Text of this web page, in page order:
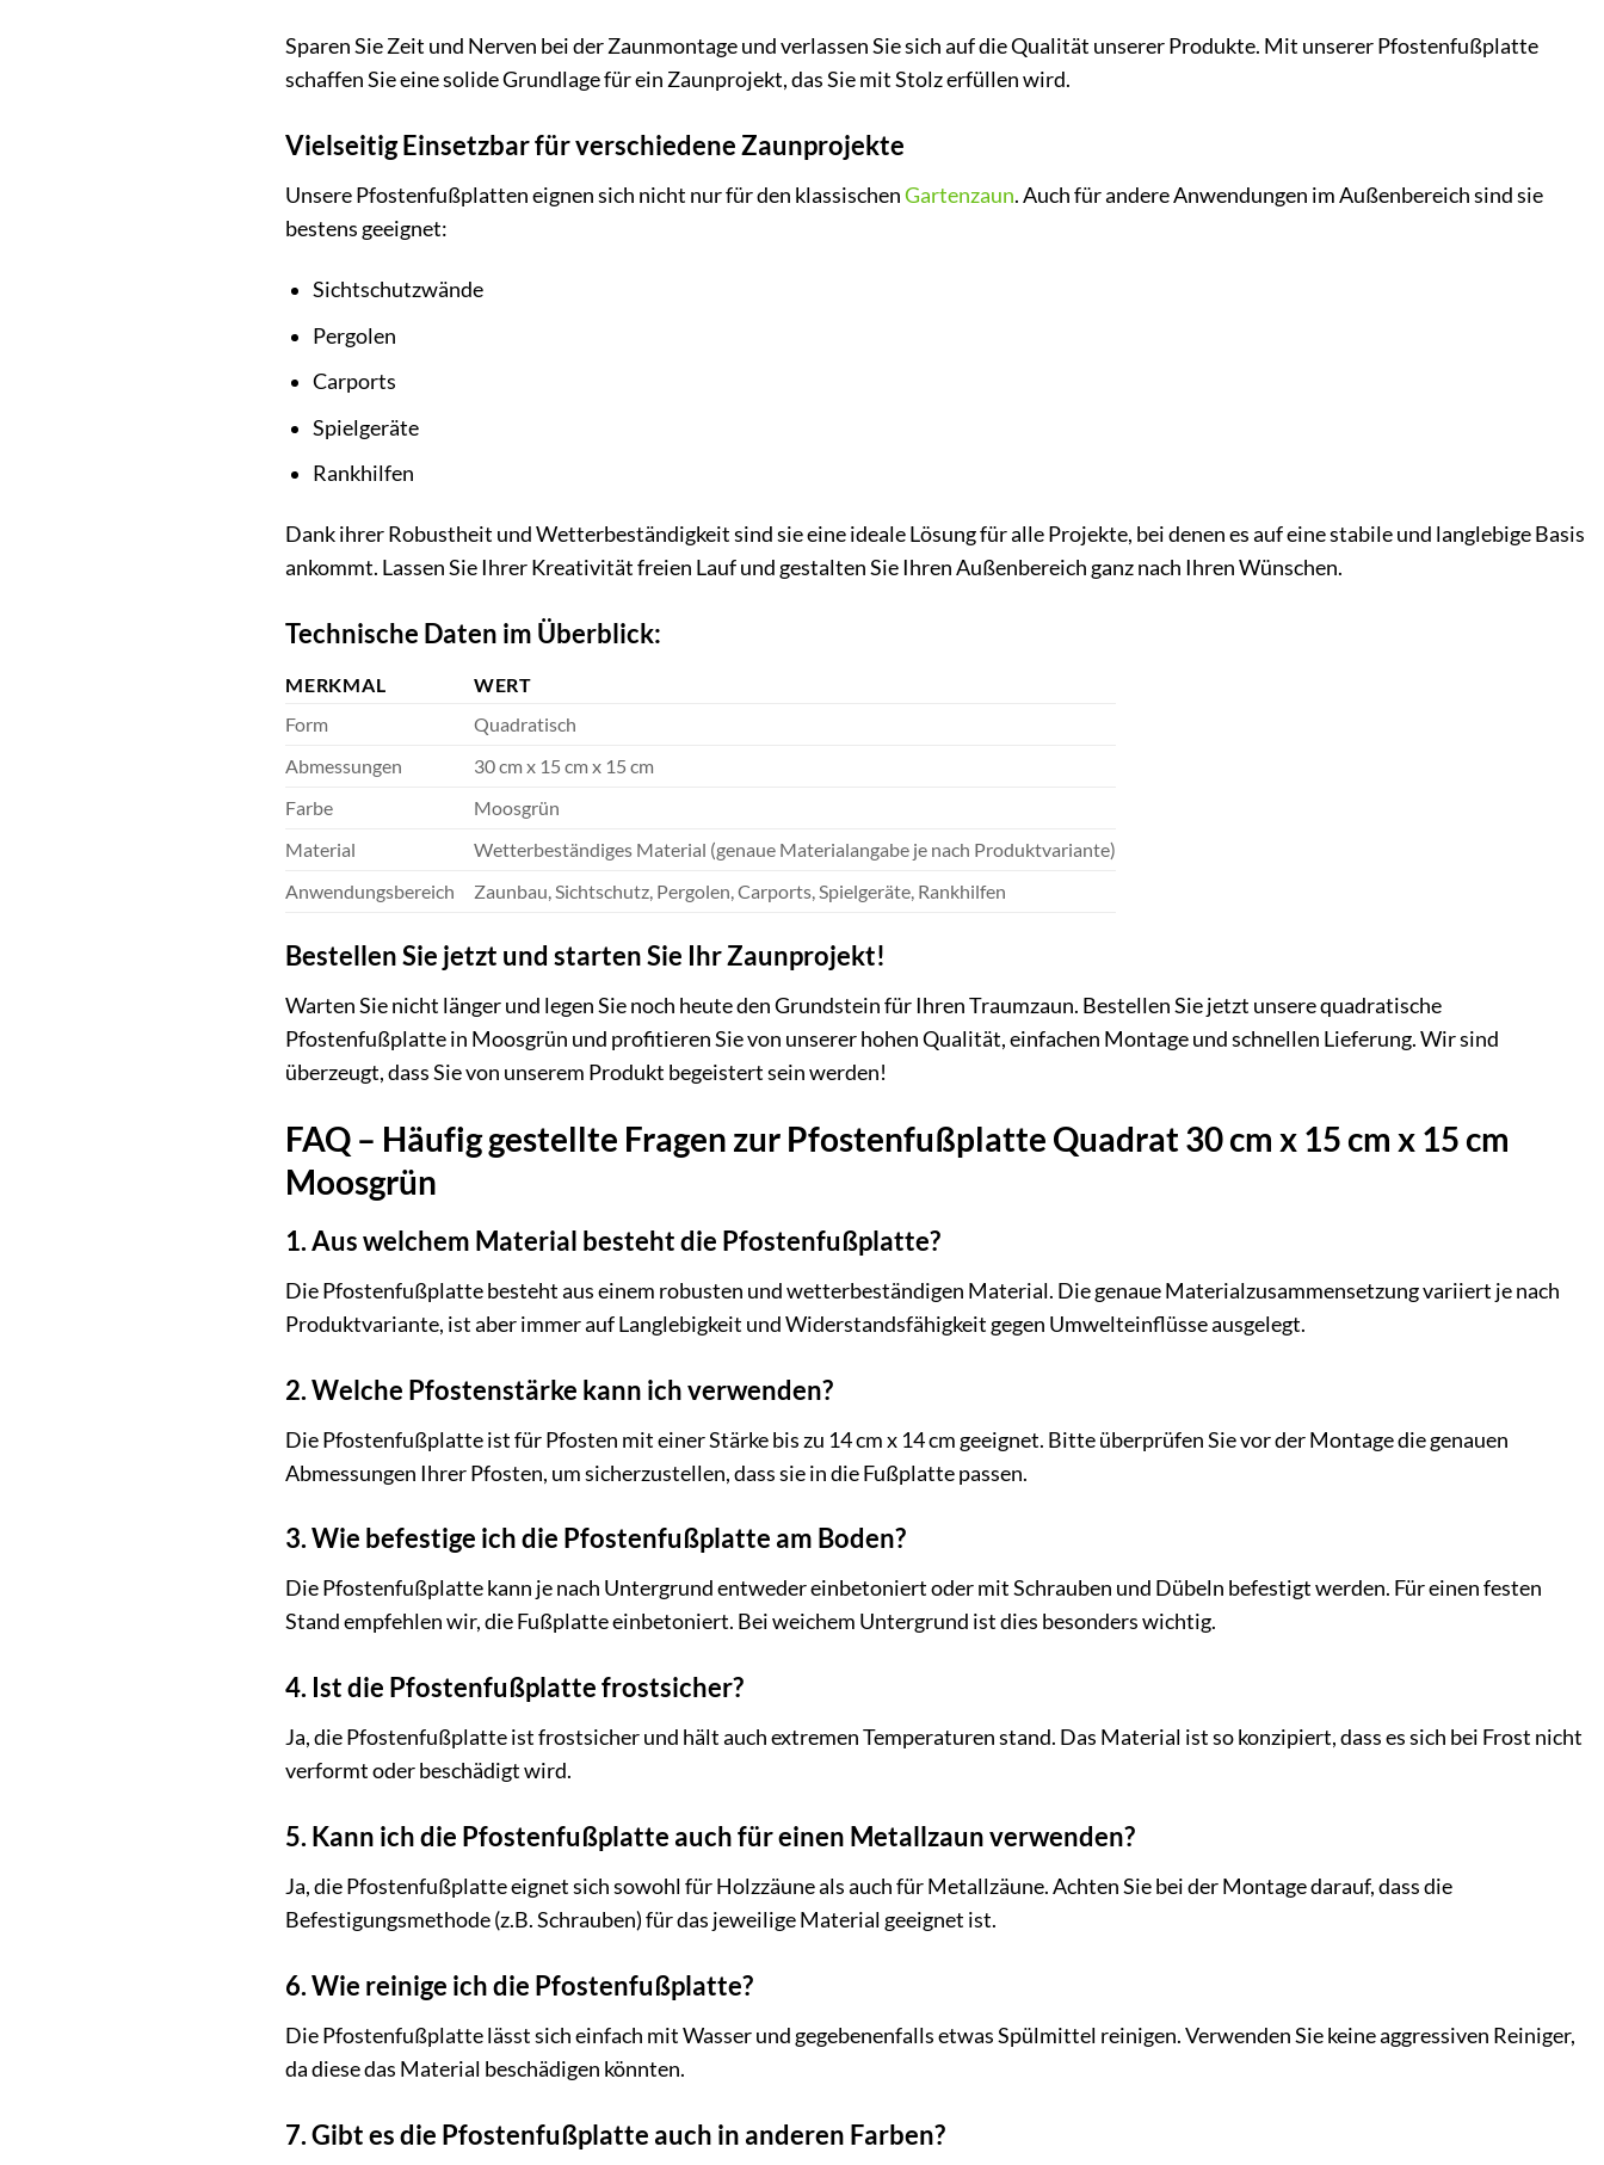
Sparen Sie Zeit und Nerven bei der Zaunmontage und verlassen Sie sich auf die Qualität unserer Produkte. Mit unserer Pfostenfußplatte
schaffen Sie eine solide Grundlage für ein Zaunprojekt, das Sie mit Stolz erfüllen wird.
Vielseitig Einsetzbar für verschiedene Zaunprojekte
Unsere Pfostenfußplatten eignen sich nicht nur für den klassischenGartenzaun. Auch für andere Anwendungen im Außenbereich sind sie
bestens geeignet:
Sichtschutzwände
Pergolen
Carports
Spielgeräte
Rankhilfen
Dank ihrer Robustheit und Wetterbeständigkeit sind sie eine ideale Lösung für alle Projekte, bei denen es auf eine stabile und langlebige Basis
ankommt. Lassen Sie Ihrer Kreativität freien Lauf und gestalten Sie Ihren Außenbereich ganz nach Ihren Wünschen.
Technische Daten im Überblick:
MERKMAL
WERT
Form
Quadratisch
Abmessungen
30 cm x 15 cm x 15 cm
Farbe
Moosgrün
Material
Wetterbeständiges Material (genaue Materialangabe je nach Produktvariante)
Anwendungsbereich
Zaunbau, Sichtschutz, Pergolen, Carports, Spielgeräte, Rankhilfen
Bestellen Sie jetzt und starten Sie Ihr Zaunprojekt!
Warten Sie nicht länger und legen Sie noch heute den Grundstein für Ihren Traumzaun. Bestellen Sie jetzt unsere quadratische
Pfostenfußplatte in Moosgrün und profitieren Sie von unserer hohen Qualität, einfachen Montage und schnellen Lieferung. Wir sind
überzeugt, dass Sie von unserem Produkt begeistert sein werden!
FAQ – Häufig gestellte Fragen zur Pfostenfußplatte Quadrat 30 cm x 15 cm x 15 cm
Moosgrün
1. Aus welchem Material besteht die Pfostenfußplatte?
Die Pfostenfußplatte besteht aus einem robusten und wetterbeständigen Material. Die genaue Materialzusammensetzung variiert je nach
Produktvariante, ist aber immer auf Langlebigkeit und Widerstandsfähigkeit gegen Umwelteinflüsse ausgelegt.
2. Welche Pfostenstärke kann ich verwenden?
Die Pfostenfußplatte ist für Pfosten mit einer Stärke bis zu 14 cm x 14 cm geeignet. Bitte überprüfen Sie vor der Montage die genauen
Abmessungen Ihrer Pfosten, um sicherzustellen, dass sie in die Fußplatte passen.
3. Wie befestige ich die Pfostenfußplatte am Boden?
Die Pfostenfußplatte kann je nach Untergrund entweder einbetoniert oder mit Schrauben und Dübeln befestigt werden. Für einen festen
Stand empfehlen wir, die Fußplatte einbetoniert. Bei weichem Untergrund ist dies besonders wichtig.
4. Ist die Pfostenfußplatte frostsicher?
Ja, die Pfostenfußplatte ist frostsicher und hält auch extremen Temperaturen stand. Das Material ist so konzipiert, dass es sich bei Frost nicht
verformt oder beschädigt wird.
5. Kann ich die Pfostenfußplatte auch für einen Metallzaun verwenden?
Ja, die Pfostenfußplatte eignet sich sowohl für Holzzäune als auch für Metallzäune. Achten Sie bei der Montage darauf, dass die
Befestigungsmethode (z.B. Schrauben) für das jeweilige Material geeignet ist.
6. Wie reinige ich die Pfostenfußplatte?
Die Pfostenfußplatte lässt sich einfach mit Wasser und gegebenenfalls etwas Spülmittel reinigen. Verwenden Sie keine aggressiven Reiniger,
da diese das Material beschädigen könnten.
7. Gibt es die Pfostenfußplatte auch in anderen Farben?